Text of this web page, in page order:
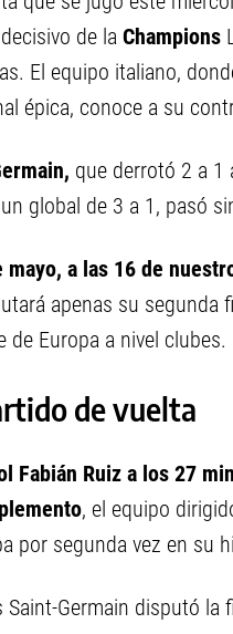
de la Champions
El equipo italiano,
épica, conoce a su
que derrotó 2 a 1
global de 3 a 1, pasó
mayo, a las 16 de
apenas su
Europa a nivel clubes.
de vuelta
Fabián Ruiz a los 27
, el equipo
por segunda vez en su
Saint-Germain disputó